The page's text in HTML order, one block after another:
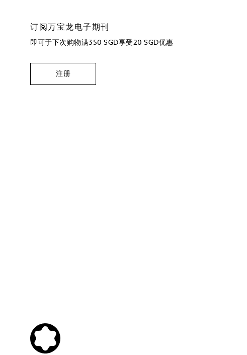
订阅万宝龙电子期刊
即可于下次购物满350 SGD享受20 SGD优惠
注册